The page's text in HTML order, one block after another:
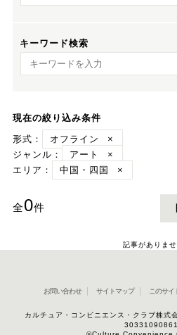
キーワード検索
キーワード検索
現在の絞り込み条件
形式：
オフライン
×
ジャンル：
アート
×
エリア：
中国・四国 ×
全0件
記事がありませ
お問い合わせ サイトマップ このサイ
カルチュア・コンビニエンス・クラブ株